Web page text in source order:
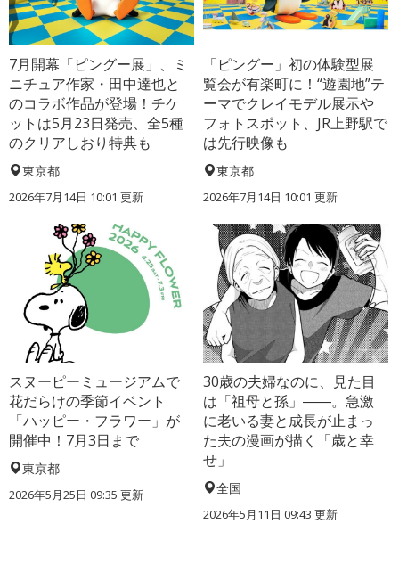
7月開幕「ピングー展」、ミ
ニチュア作家・田中達也と
のコラボ作品が登場！チケ
ットは5月23日発売、全5種
のクリアしおり特典も
東京都
2026年7月14日 10:01 更新
「ピングー」初の体験型展
覧会が有楽町に！“遊園地”テ
ーマでクレイモデル展示や
フォトスポット、JR上野駅で
は先行映像も
東京都
2026年7月14日 10:01 更新
スヌーピーミュージアムで
花だらけの季節イベント
「ハッピー・フラワー」が
開催中！7月3日まで
東京都
2026年5月25日 09:35 更新
30歳の夫婦なのに、見た目
は「祖母と孫」――。急激
に老いる妻と成長が止まっ
た夫の漫画が描く「歳と幸
せ」
全国
2026年5月11日 09:43 更新